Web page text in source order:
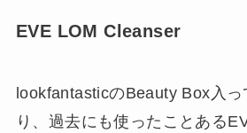
EVE LOM Cleanser
lookfantasticのBeauty Box入っ
り、過去にも使ったことある